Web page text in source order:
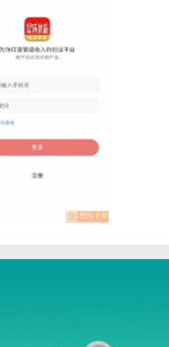
式可以让用户